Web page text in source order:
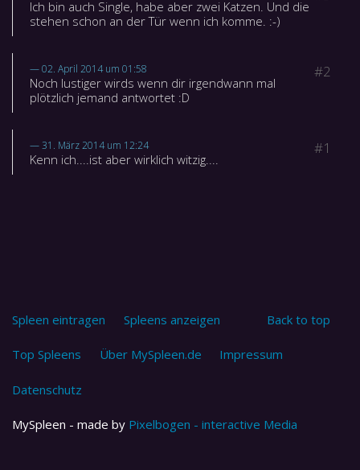
Ich bin auch Single, habe aber zwei Katzen. Und die
stehen schon an der Tür wenn ich komme. :-)
#2
02. April 2014 um 01:58
Noch lustiger wirds wenn dir irgendwann mal
plötzlich jemand antwortet :D
#1
31. März 2014 um 12:24
Kenn ich....ist aber wirklich witzig....
Back to top
Spleen eintragen Spleens anzeigen
Top Spleens Über MySpleen.de Impressum
Datenschutz
MySpleen - made by Pixelbogen - interactive Media